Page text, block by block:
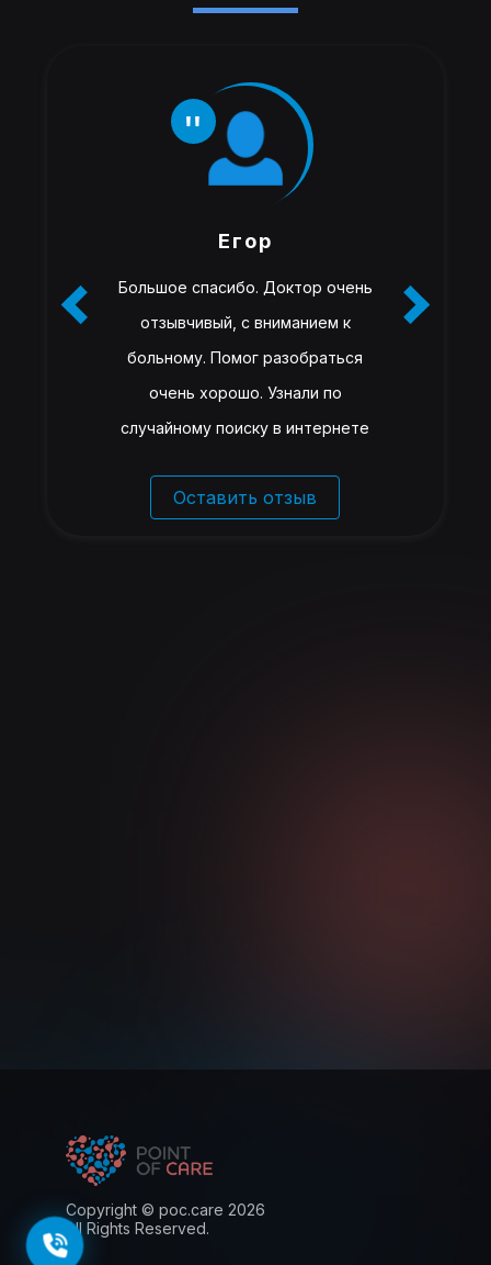
Егор
Большое спасибо. Доктор очень
отзывчивый, с вниманием к
больному. Помог разобраться
очень хорошо. Узнали по
случайному поиску в интернете
Оставить отзыв
Copyright © poc.care 2026
All Rights Reserved.